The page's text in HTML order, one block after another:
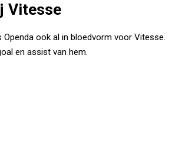
Vitesse
ook al in bloedvorm voor Vitesse.
en assist van hem.